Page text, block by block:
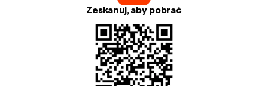
Zeskanuj, aby pobrać